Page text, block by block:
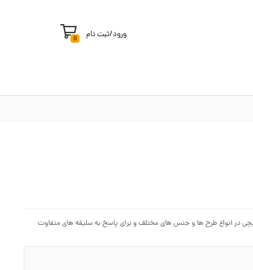
ورود/ثبت نام 0
در انواع طرح ها و جنس های مختلف و برای پاسخ به سلیقه های متفاوت